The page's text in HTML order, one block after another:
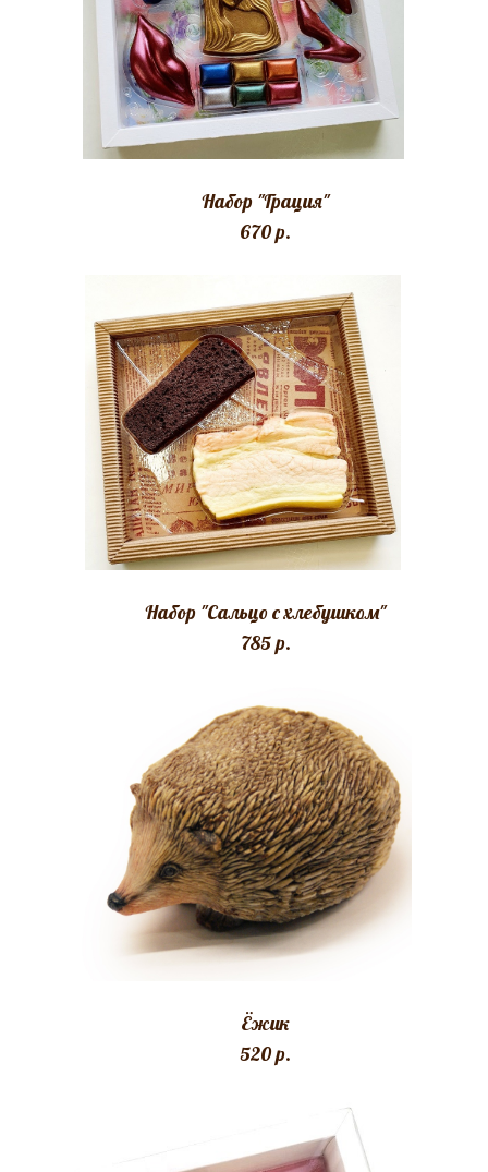
Набор "Грация"
670 p.
Набор "Сальцо с хлебушком"
785 p.
Ёжик
520 p.